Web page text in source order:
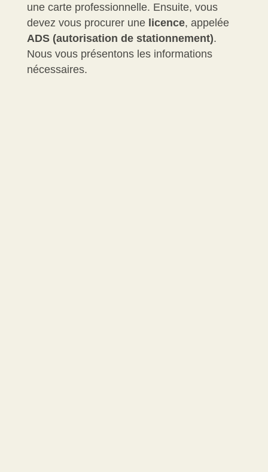
une carte professionnelle. Ensuite, vous
devez vous procurer une licence, appelée
ADS (autorisation de stationnement).
Nous vous présentons les informations
nécessaires.